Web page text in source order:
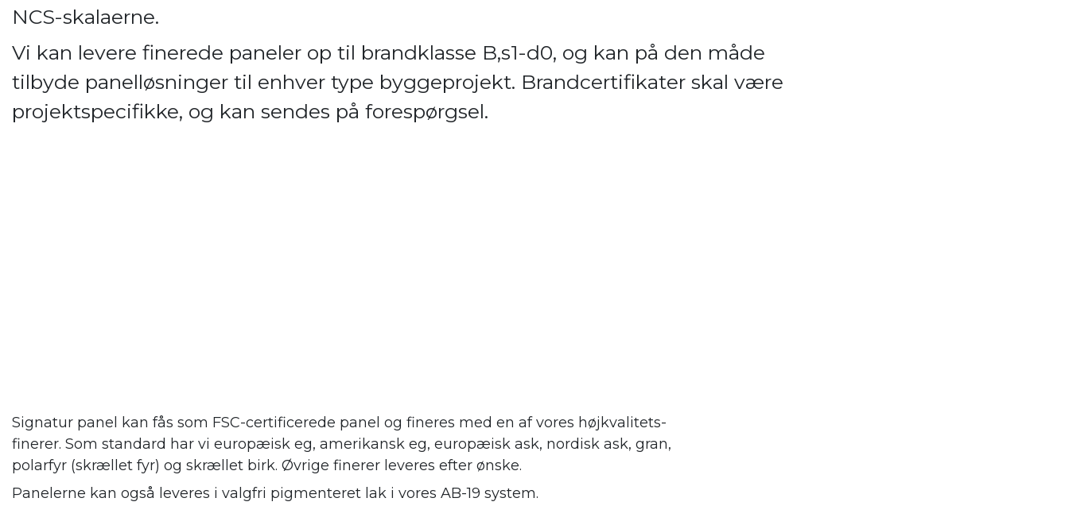
NCS-skalaerne.
Vi kan levere finerede paneler op til brandklasse B,s1-d0, og kan på den måde
tilbyde panelløsninger til enhver type byggeprojekt. Brandcertifikater skal være
projektspecifikke, og kan sendes på forespørgsel.
Signatur panel kan fås som FSC-certificerede panel og fineres med en af vores højkvalitets-
finerer. Som standard har vi europæisk eg, amerikansk eg, europæisk ask, nordisk ask, gran,
polarfyr (skrællet fyr) og skrællet birk. Øvrige finerer leveres efter ønske.
Panelerne kan også leveres i valgfri pigmenteret lak i vores AB-19 system.